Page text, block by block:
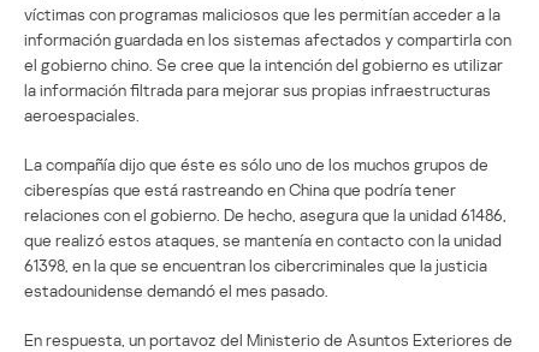
víctimas con programas maliciosos que les permitían acceder a la
información guardada en los sistemas afectados y compartirla con
el gobierno chino. Se cree que la intención del gobierno es utilizar
la información filtrada para mejorar sus propias infraestructuras
aeroespaciales.
La compañía dijo que éste es sólo uno de los muchos grupos de
ciberespías que está rastreando en China que podría tener
relaciones con el gobierno. De hecho, asegura que la unidad 61486,
que realizó estos ataques, se mantenía en contacto con la unidad
61398, en la que se encuentran los cibercriminales que la justicia
estadounidense demandó el mes pasado.
En respuesta, un portavoz del Ministerio de Asuntos Exteriores de